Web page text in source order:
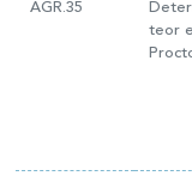
AGR.35
teor